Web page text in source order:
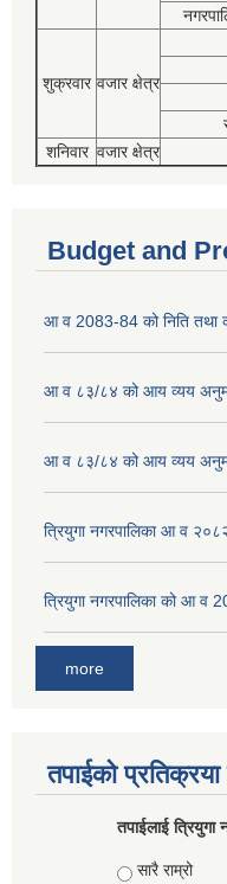
शुक्रवार वजार क्षेत्र
शनिवार वजार क्षेत्र
Budget and
आ व 2083-84 को निति तथा
आ व ८३/८४ को आय व्यय
आ व ८३/८४ को आय व्यय
त्रियुगा नगरपालिका आ व
त्रियुगा नगरपालिका को आ व
more
तपाईको
तपाईलाई त्रियुगा
Choices
सारै राम्रो